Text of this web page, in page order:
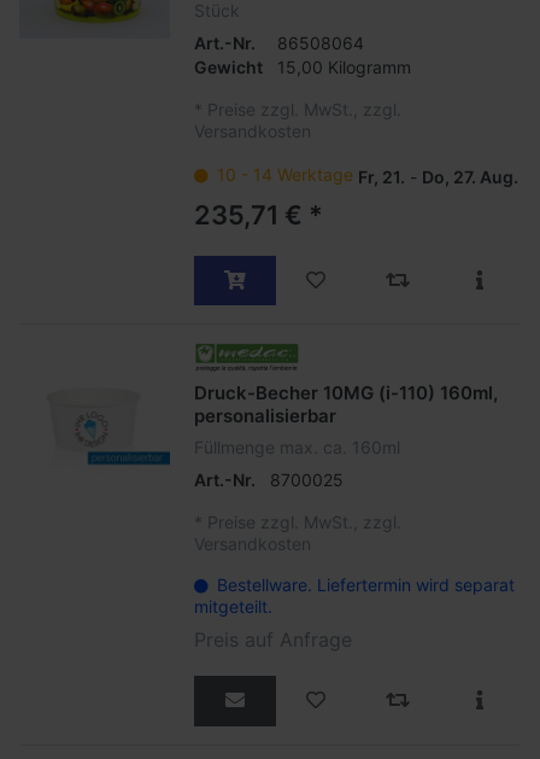
Stück
Art.-Nr.
86508064
Gewicht
15,00 Kilogramm
* Preise zzgl. MwSt., zzgl.
Versandkosten
10 - 14 Werktage Fr, 21. - Do, 27. Aug.
235,71 € *
Druck-Becher 10MG (i-110) 160ml,
personalisierbar
Füllmenge max. ca. 160ml
Art.-Nr.
8700025
* Preise zzgl. MwSt., zzgl.
Versandkosten
Bestellware. Liefertermin wird separat
mitgeteilt.
Preis auf Anfrage